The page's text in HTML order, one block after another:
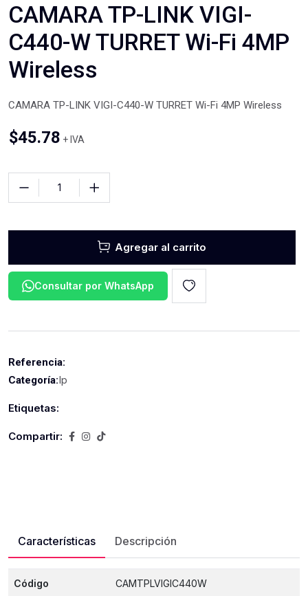
CAMARA TP-LINK VIGI-
C440-W TURRET Wi-Fi 4MP
Wireless
CAMARA TP-LINK VIGI-C440-W TURRET Wi-Fi 4MP Wireless
$45.78 + IVA
Agregar al carrito
Consultar por WhatsApp
Referencia:
Categoría:Ip
Etiquetas:
Compartir:
Características Descripción
Código CAMTPLVIGIC440W